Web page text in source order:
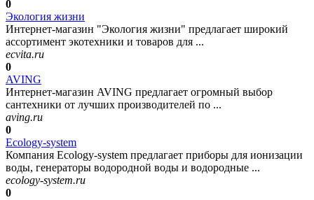
0
Экология жизни
Интернет-магазин "Экология жизни" предлагает широкий
ассортимент экотехники и товаров для ...
ecvita.ru
0
AVING
Интернет-магазин AVING предлагает огромный выбор
сантехники от лучших производителей по ...
aving.ru
0
Ecology-system
Компания Ecology-system предлагает приборы для ионизации
воды, генераторы водородной воды и водородные ...
ecology-system.ru
0